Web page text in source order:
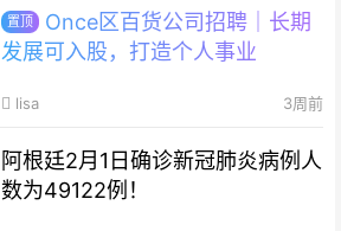
置顶
Once区百货公司招聘｜长期
发展可入股，打造个人事业
lisa 3周前
阿根廷2月1日确诊新冠肺炎病例人
数为49122例！